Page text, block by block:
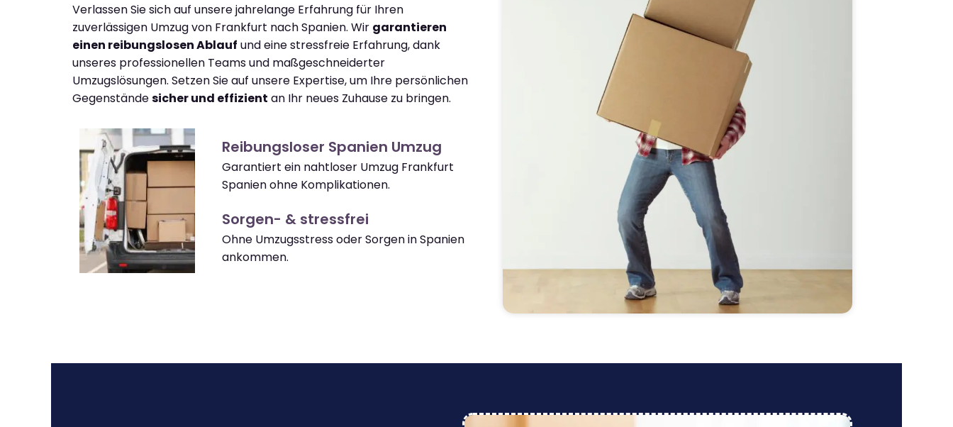
Verlassen Sie sich auf unsere jahrelange Erfahrung für Ihren
zuverlässigen Umzug von Frankfurt nach Spanien. Wir garantieren
einen reibungslosen Ablauf und eine stressfreie Erfahrung, dank
unseres professionellen Teams und maßgeschneiderter
Umzugslösungen. Setzen Sie auf unsere Expertise, um Ihre persönlichen
Gegenständesicher und effizient an Ihr neues Zuhause zu bringen.
Reibungsloser Spanien Umzug
Garantiert ein nahtloser Umzug Frankfurt
Spanien ohne Komplikationen.
Sorgen- & stressfrei
Ohne Umzugsstress oder Sorgen in Spanien
ankommen.